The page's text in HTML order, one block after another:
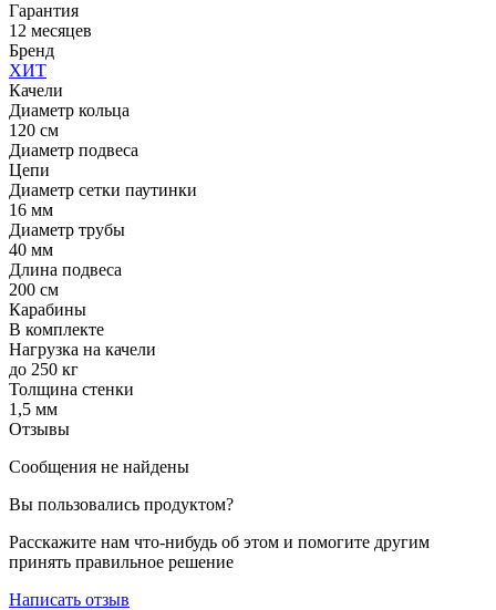
Гарантия
12 месяцев
Бренд
ХИТ
Качели
Диаметр кольца
120 см
Диаметр подвеса
Цепи
Диаметр сетки паутинки
16 мм
Диаметр трубы
40 мм
Длина подвеса
200 см
Карабины
В комплекте
Нагрузка на качели
до 250 кг
Толщина стенки
1,5 мм
Отзывы
Сообщения не найдены
Вы пользовались продуктом?
Расскажите нам что-нибудь об этом и помогите другим
принять правильное решение
Написать отзыв